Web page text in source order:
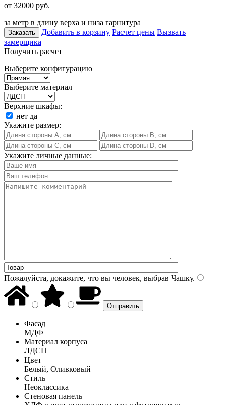
от 32000 руб.
за метр в длину верха и низа гарнитура
Заказать Добавить в корзину Расчет цены Вызвать
замерщика
Получить расчет
Выберите конфигурацию
Выберите материал
Верхние шкафы:
нет да
Укажите размер:
Укажите личные данные:
Пожалуйста, докажите, что вы человек, выбрав Чашку.
Фасад
МДФ
Материал корпуса
ЛДСП
Цвет
Белый, Оливковый
Стиль
Неоклассика
Стеновая панель